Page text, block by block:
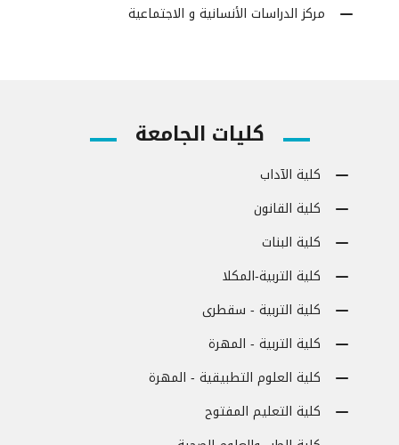
مركز الدراسات الأنسانية و الاجتماعية
كليات الجامعة
كلية الآداب
كلية القانون
كلية البنات
كلية التربية-المكلا
كلية التربية - سقطرى
كلية التربية - المهرة
كلية العلوم التطبيقية - المهرة
كلية التعليم المفتوح